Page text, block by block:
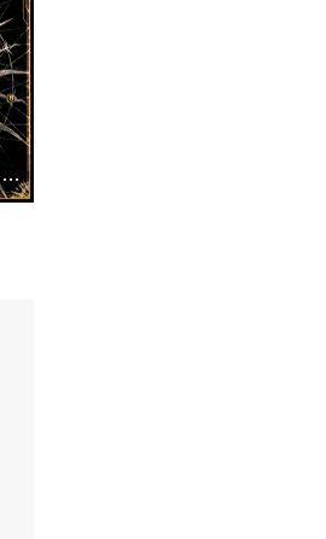
Ishtar, 정규 음반 발매에 앞서 공개하는 일종의 ‘티저’ 음반.